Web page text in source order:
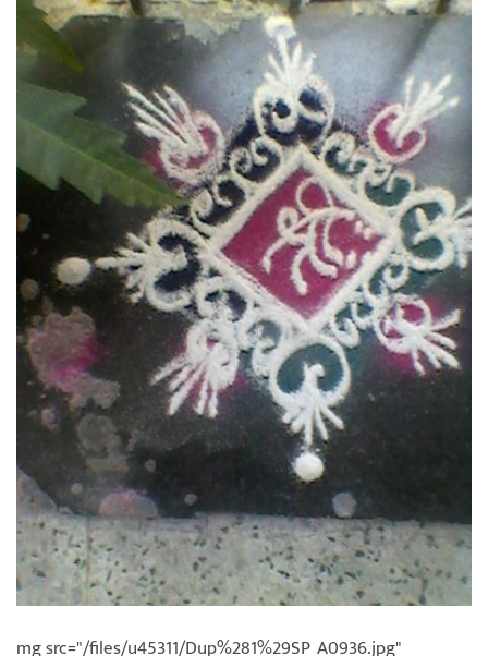
mg src="/files/u45311/Dup%281%29SP_A0936.jpg"